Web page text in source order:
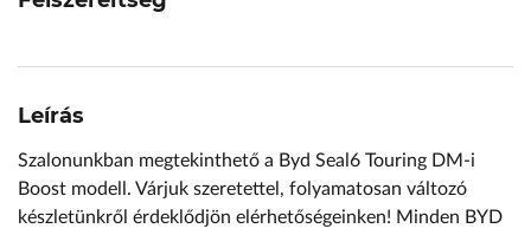
Leírás
Szalonunkban megtekinthető a Byd Seal6 Touring DM-i
Boost modell. Várjuk szeretettel, folyamatosan változó
készletünkről érdeklődjön elérhetőségeinken! Minden BYD